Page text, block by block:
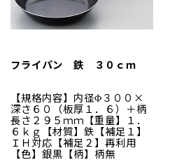
フライパン 鉄 ３０ｃｍ
【規格内容】内径Φ３００×
深さ６０（板厚１．６）＋柄
長さ２９５ｍｍ【重量】１．
６ｋｇ【材質】鉄【補足１】
ＩＨ対応【補足２】再利用
【色】銀黒【柄】柄無